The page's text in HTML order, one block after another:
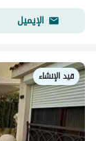
الإيميل
قيد الإنشاء